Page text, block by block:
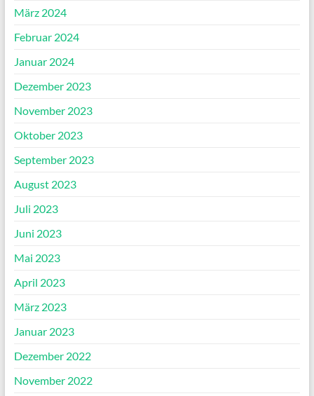
März 2024
Februar 2024
Januar 2024
Dezember 2023
November 2023
Oktober 2023
September 2023
August 2023
Juli 2023
Juni 2023
Mai 2023
April 2023
März 2023
Januar 2023
Dezember 2022
November 2022